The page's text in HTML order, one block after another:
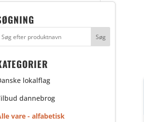
lokalflag
dannebrog
vare - alfabetisk